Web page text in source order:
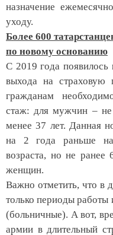
назначение
уходу.
Более 600
по новому основанию
С 2019 года появилось
выхода на страховую
гражданам
стаж: для мужчин –
менее 37 лет. Данная
на 2 года раньше
возраста, но не
женщин.
Важно отметить, что в
только периоды работы
(больничные). А вот, в
армии в длительный